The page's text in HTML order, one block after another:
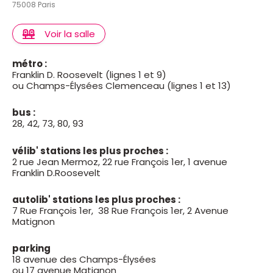
Oppenheim) attaque la partition de Paul Pourveur,
dramaturge et scénariste d’origine wallonne, auteur
signent là un voyage lumineux et ludique parmi les
angoisses générationnelles rassemblées par
75008 Paris
Voir la salle
métro :
Franklin D. Roosevelt (lignes 1 et 9)
ou Champs-Élysées Clemenceau (lignes 1 et 13)
bus :
28, 42, 73, 80, 93
vélib' stations les plus proches :
2 rue Jean Mermoz, 22 rue François 1er, 1 avenue
Franklin D.Roosevelt
autolib' stations les plus proches :
7 Rue François 1er, 38 Rue François 1er, 2 Avenue
Matignon
parking
18 avenue des Champs-Élysées
ou 17 avenue Matignon